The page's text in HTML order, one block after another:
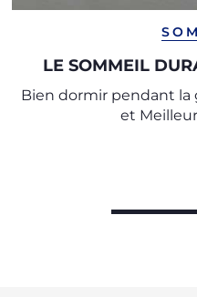
LE SOMMEIL
Bien dormir pendant la
et